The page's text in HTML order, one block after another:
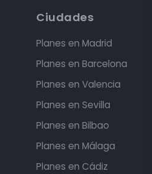
Ciudades
Planes en Madrid
Planes en Barcelona
Planes en Valencia
Planes en Sevilla
Planes en Bilbao
Planes en Málaga
Planes en Cádiz